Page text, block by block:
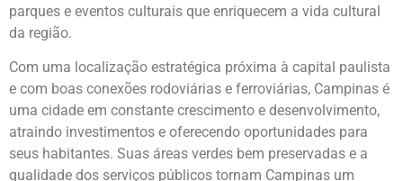
parques e eventos culturais que enriquecem a vida cultural
da região.
Com uma localização estratégica próxima à capital paulista
e com boas conexões rodoviárias e ferroviárias, Campinas é
uma cidade em constante crescimento e desenvolvimento,
atraindo investimentos e oferecendo oportunidades para
seus habitantes. Suas áreas verdes bem preservadas e a
qualidade dos serviços públicos tornam Campinas um